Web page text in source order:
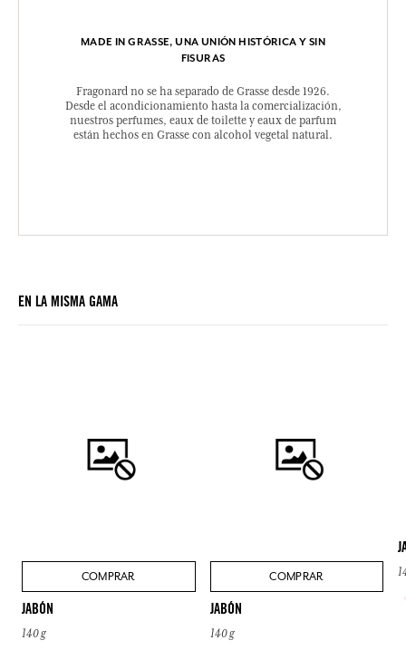
MADE IN GRASSE, UNA UNIÓN HISTÓRICA Y SIN
FISURAS
Fragonard no se ha separado de Grasse desde 1926.
Desde el acondicionamiento hasta la comercialización,
nuestros perfumes, eaux de toilette y eaux de parfum
están hechos en Grasse con alcohol vegetal natural.
EN LA MISMA GAMA
COMPRAR
JABÓN
140 g
COMPRAR
JABÓN
140 g